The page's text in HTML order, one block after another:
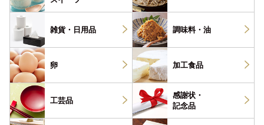
雑貨・ 日用品 調味料・ 油
卵 加工食品
工芸品
感謝状・
記念品